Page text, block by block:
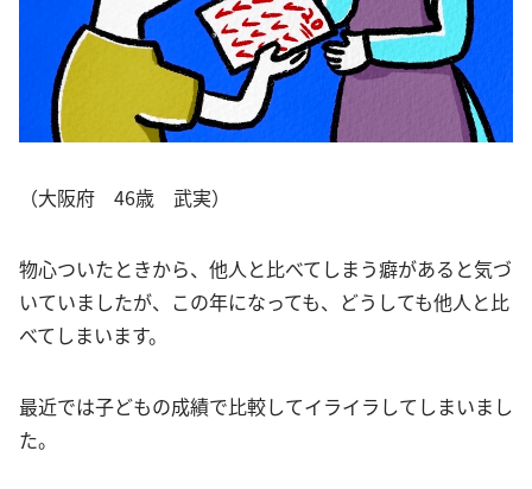
（大阪府 46歳 武実）
物心ついたときから、他人と比べてしまう癖があると気づ
いていましたが、この年になっても、どうしても他人と比
べてしまいます。
最近では子どもの成績で比較してイライラしてしまいまし
た。